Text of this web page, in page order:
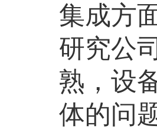
集成方
研究公
熟，设
体的问